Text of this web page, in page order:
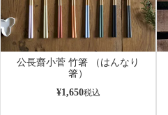
公長齋小菅 竹箸 （はんなり
箸）
¥1,650税込